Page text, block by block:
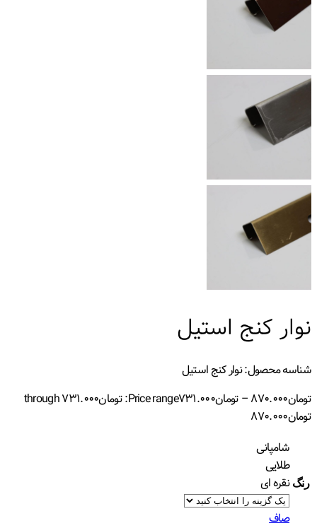
نوار کنج استیل
شناسه محصول:نوار کنج استیل
تومان۸۷۰.۰۰۰ – تومان۷۳۱.۰۰۰
Price range: تومان۷۳۱.۰۰۰ through
تومان۸۷۰.۰۰۰
رنگ
شامپانی
طلایی
نقره ای
صاف